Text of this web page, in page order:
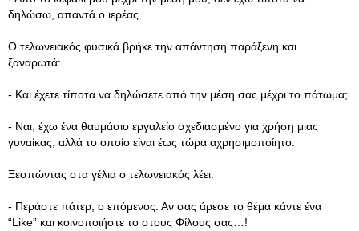
δηλώσω, απαντά ο ιερέας.
Ο τελωνειακός φυσικά βρήκε την απάντηση παράξενη και
ξαναρωτά:
- Και έχετε τίποτα να δηλώσετε από την μέση σας μέχρι το πάτωμα;
- Ναι, έχω ένα θαυμάσιο εργαλείο σχεδιασμένο για χρήση μιας
γυναίκας, αλλά το οποίο είναι έως τώρα αχρησιμοποίητο.
Ξεσπώντας στα γέλια ο τελωνειακός λέει:
- Περάστε πάτερ, ο επόμενος. Αν σας άρεσε το θέμα κάντε ένα
“Like” και κοινοποιήστε το στους Φίλους σας…!